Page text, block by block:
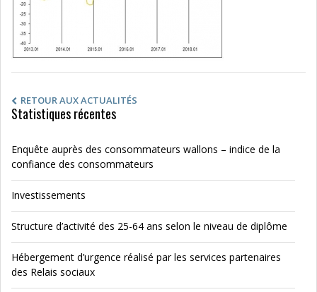
RETOUR AUX ACTUALITÉS
Statistiques récentes
Enquête auprès des consommateurs wallons – indice de la
confiance des consommateurs
Investissements
Structure d’activité des 25-64 ans selon le niveau de diplôme
Hébergement d’urgence réalisé par les services partenaires
des Relais sociaux